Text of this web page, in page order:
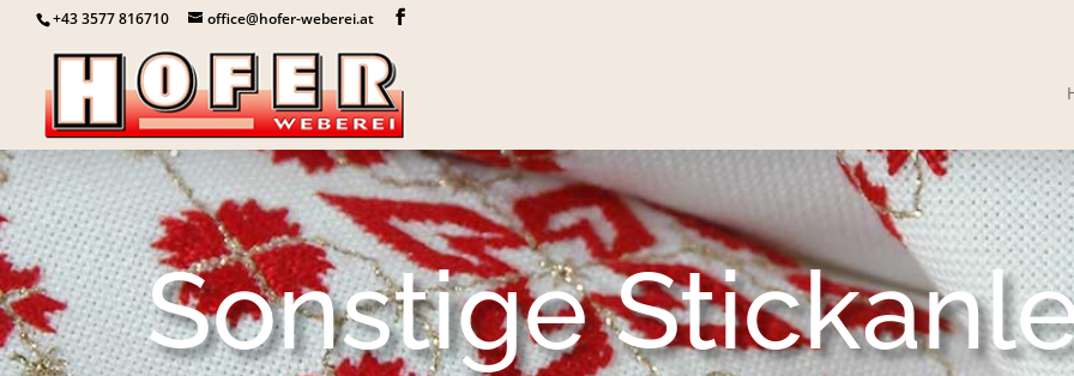
+43 3577 816710 office@hofer-weberei.at
Sonstige